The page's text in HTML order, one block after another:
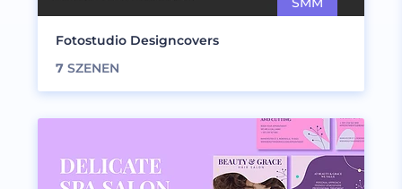
Fotostudio Designcovers
7 SZENEN